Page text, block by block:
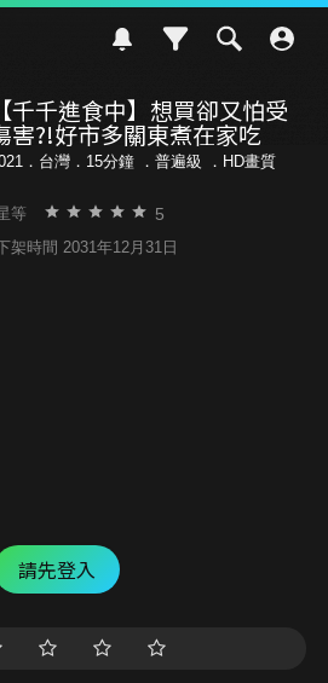
【千千進食中】想買卻又怕受
害?!好市多關東煮在家吃
．台灣．15分鐘 ． 普遍級 ．HD畫質
等 5
架時間 2031年12月31日
請先登入